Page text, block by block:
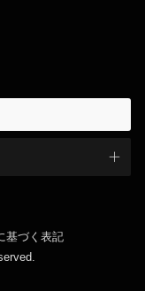
基づく表記